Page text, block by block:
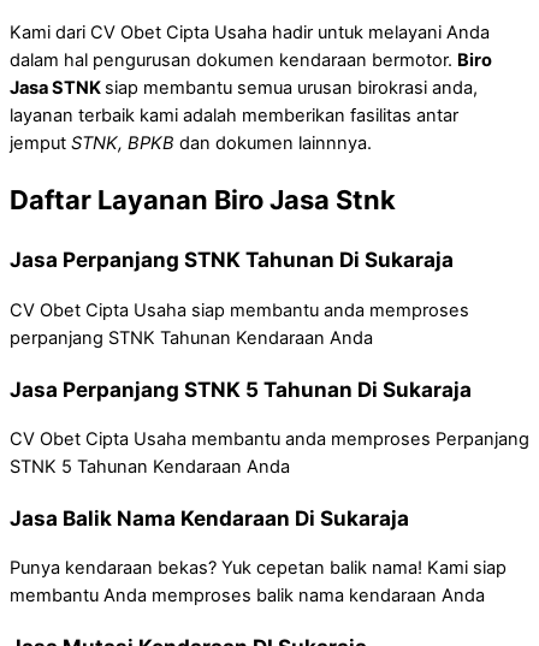
Kami dari CV Obet Cipta Usaha hadir untuk melayani Anda
dalam hal pengurusan dokumen kendaraan bermotor. Biro
Jasa STNK siap membantu semua urusan birokrasi anda,
layanan terbaik kami adalah memberikan fasilitas antar
jemput STNK, BPKB dan dokumen lainnnya.
Daftar Layanan Biro Jasa Stnk
Jasa Perpanjang STNK Tahunan Di Sukaraja
CV Obet Cipta Usaha siap membantu anda memproses
perpanjang STNK Tahunan Kendaraan Anda
Jasa Perpanjang STNK 5 Tahunan Di Sukaraja
CV Obet Cipta Usaha membantu anda memproses Perpanjang
STNK 5 Tahunan Kendaraan Anda
Jasa Balik Nama Kendaraan Di Sukaraja
Punya kendaraan bekas? Yuk cepetan balik nama! Kami siap
membantu Anda memproses balik nama kendaraan Anda